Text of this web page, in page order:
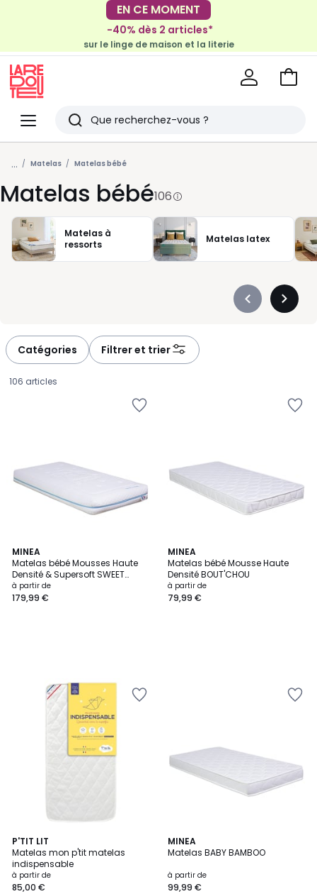
EN CE MOMENT
-30€ tous les 100€*
sur le meuble & la déco
-40% dès 2 articles*
sur le linge de maison et la literie
Menu
Redoute
Rechercher
Derniers
articles
vus
Voir
... Matelas Matelas bébé
Matelas bébé106
Matelas à
ressorts
Matelas latex
Précédent
Catégories Filtrer et trier
106 articles
MINEA
Matelas bébé Mousses Haute
Densité & Supersoft SWEET
DREAMS
Prix
à
à partir de
179,99 €
MINEA
Matelas bébé Mousse Haute
Densité BOUT'CHOU
à partir de
79,99 €
P'TIT LIT
Matelas mon p'tit matelas
indispensable
à partir de
85,00 €
MINEA
Matelas BABY BAMBOO
à partir de
99,99 €